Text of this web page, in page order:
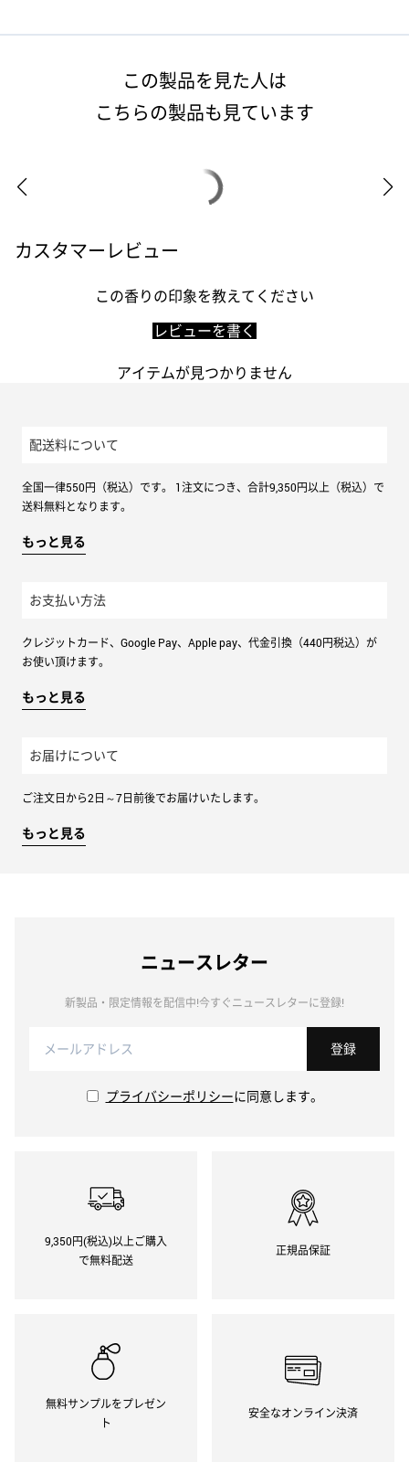
この製品を見た人は
こちらの製品も見ています
カスタマーレビュー
この香りの印象を教えてください
レビューを書く
アイテムが見つかりません
配送料について
全国一律550円（税込）です。 1注文につき、合計9,350円以上（税込）で
送料無料となります。
もっと見る
お支払い方法
クレジットカード、Google Pay、Apple pay、代金引換（440円税込）が
お使い頂けます。
もっと見る
お届けについて
ご注文日から2日～7日前後でお届けいたします。
もっと見る
ニュースレター
新製品・限定情報を配信中!今すぐニュースレターに登録!
登録
プライバシーポリシーに同意します。
9,350円(税込)以上ご購入
で無料配送
正規品保証
無料サンプルをプレゼン
ト
安全なオンライン決済